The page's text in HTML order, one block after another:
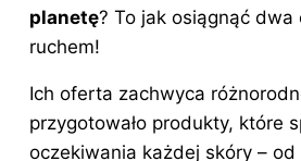
planetę? To jak osiągnąć dwa
ruchem!
Ich oferta zachwyca
przygotowało produkty, które
oczekiwania każdej skóry –